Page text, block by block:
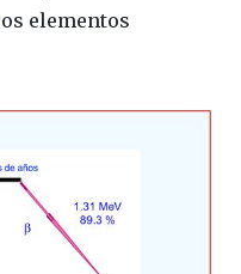
elementos